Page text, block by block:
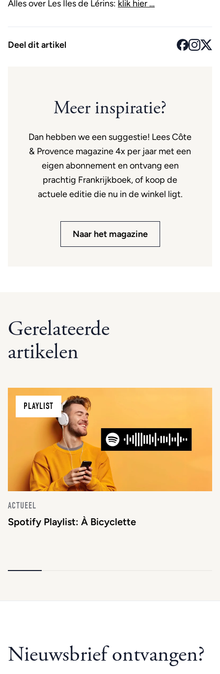
Alles over Les Îles de Lérins: klik hier …
Deel dit artikel
Meer inspiratie?
Dan hebben we een suggestie! Lees Côte
& Provence magazine 4x per jaar met een
eigen abonnement en ontvang een
prachtig Frankrijkboek, of koop de
actuele editie die nu in de winkel ligt.
Naar het magazine
Gerelateerde
artikelen
PLAYLIST
ACTUEEL
Spotify Playlist: À Bicyclette
Nieuwsbrief ontvangen?